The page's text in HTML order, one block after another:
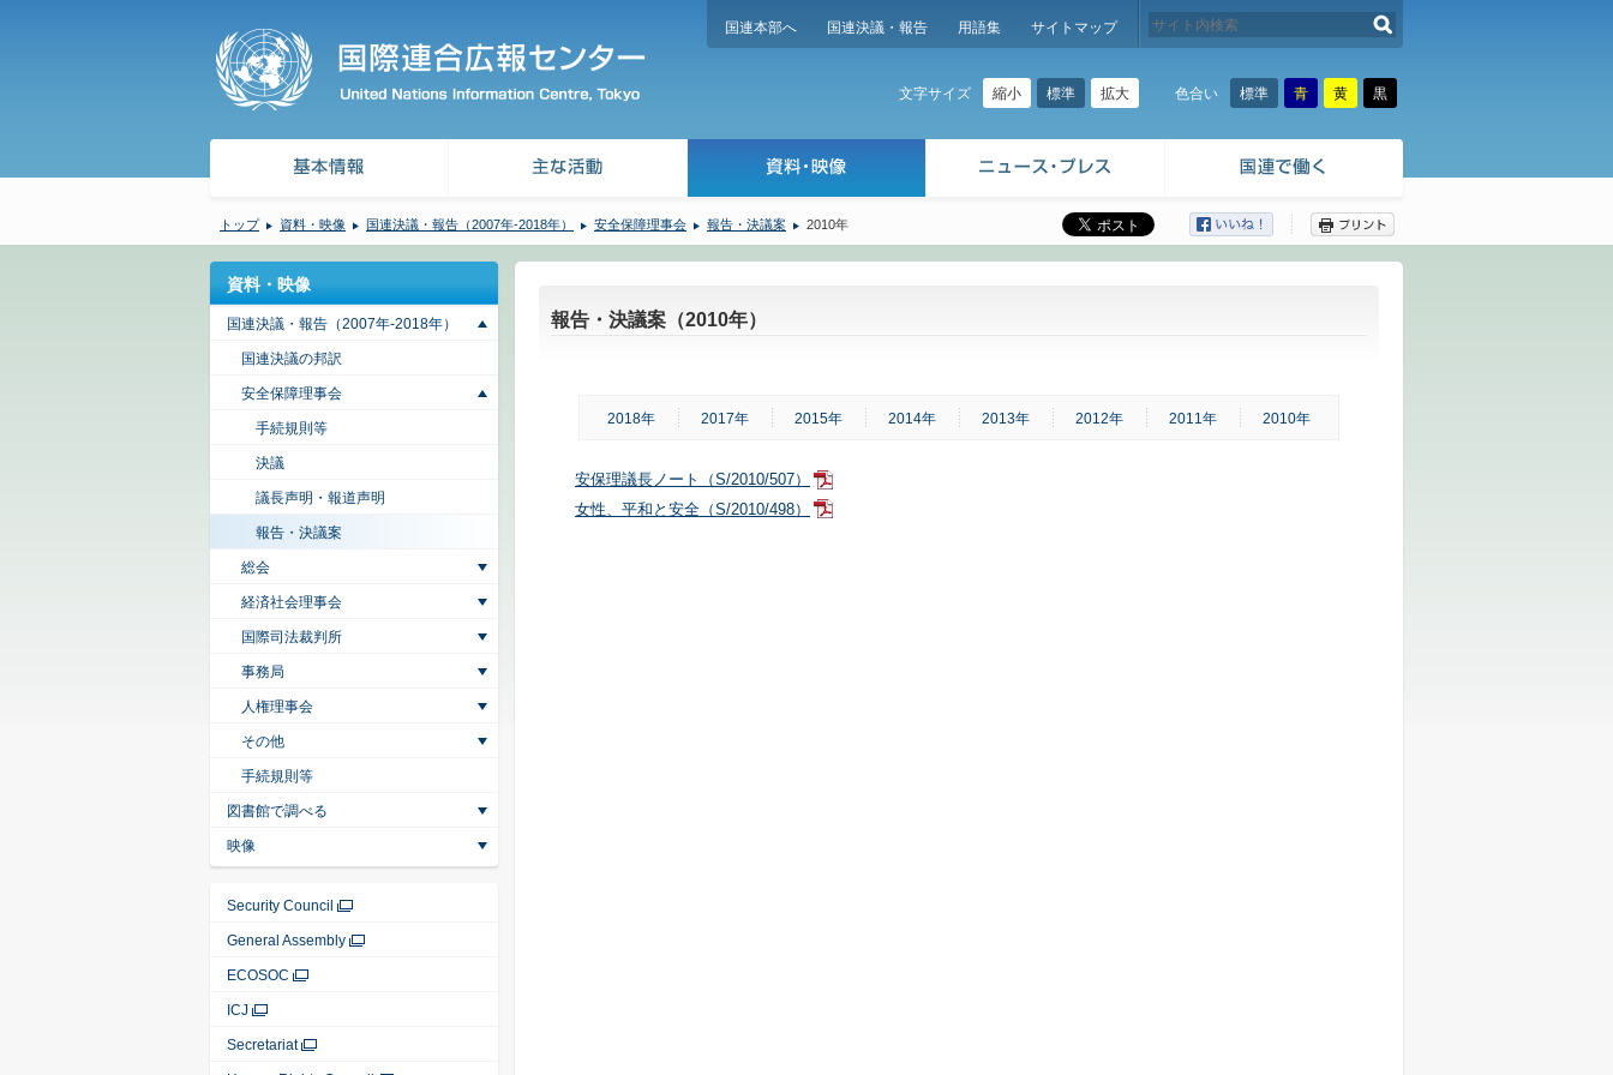
国連本部へ 国連決議・報告 用語集 サイトマップ
文字サイズ 縮小 標準 拡大 色合い 標準 青 黄 黒
トップ 資料・映像 国連決議・報告（2007年-2018年） 安全保障理事会 報告・決議案 2010年
報告・決議案（2010年）
2018年 2017年 2015年 2014年 2013年 2012年 2011年 2010年
安保理議長ノート（S/2010/507）
女性、平和と安全（S/2010/498）
資料・映像
国連決議・報告（2007年-2018年）
国連決議の邦訳
安全保障理事会
手続規則等
決議
議長声明・報道声明
報告・決議案
総会
経済社会理事会
国際司法裁判所
事務局
人権理事会
その他
手続規則等
図書館で調べる
映像
Security Council
General Assembly
ECOSOC
ICJ
Secretariat